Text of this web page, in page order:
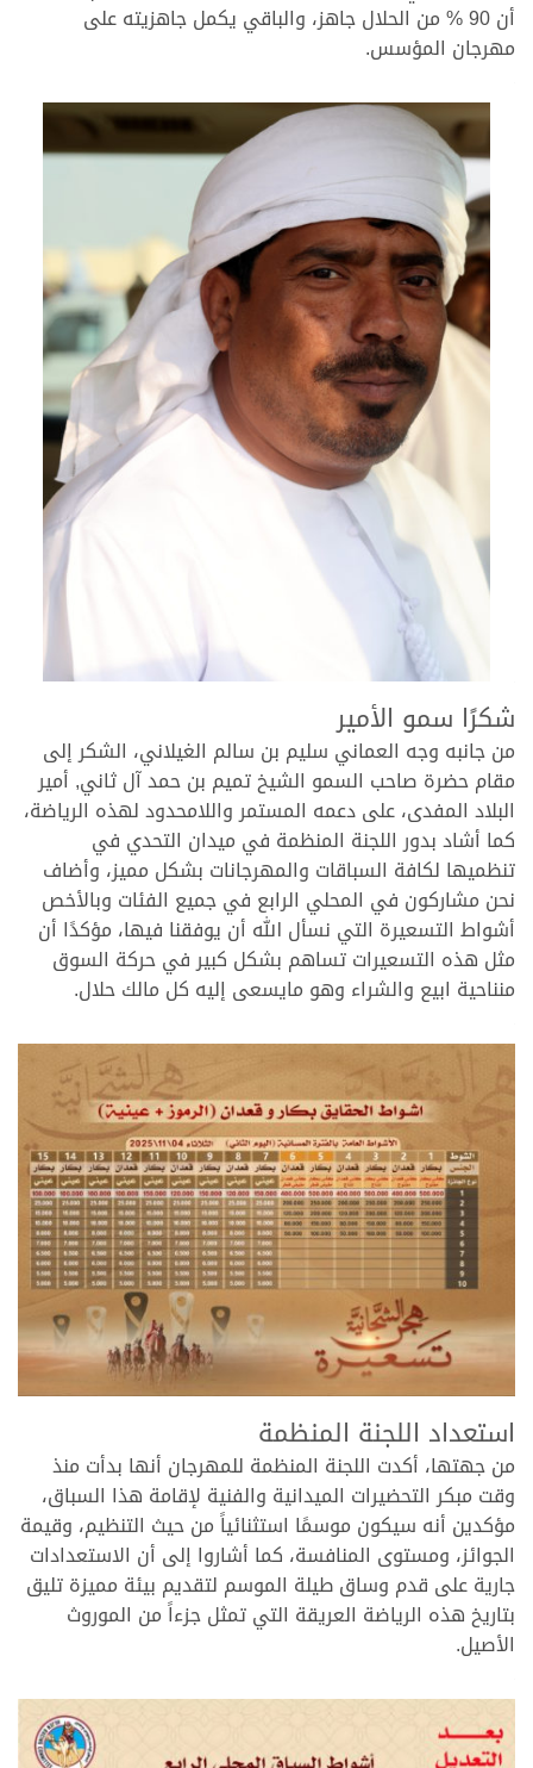
أن 90 % من الحلال جاهز، والباقي يكمل جاهزيته على
مهرجان المؤسس.
شكرًا سمو الأمير
من جانبه وجه العماني سليم بن سالم الغيلاني، الشكر إلى
مقام حضرة صاحب السمو الشيخ تميم بن حمد آل ثاني, أمير
البلاد المفدى، على دعمه المستمر واللامحدود لهذه الرياضة،
كما أشاد بدور اللجنة المنظمة في ميدان التحدي في
تنظميها لكافة السباقات والمهرجانات بشكل مميز، وأضاف
نحن مشاركون في المحلي الرابع في جميع الفئات وبالأخص
أشواط التسعيرة التي نسأل الله أن يوفقنا فيها، مؤكدًا أن
مثل هذه التسعيرات تساهم بشكل كبير في حركة السوق
منناحية ابيع والشراء وهو مايسعى إليه كل مالك حلال.
.
استعداد اللجنة المنظمة
من جهتها، أكدت اللجنة المنظمة للمهرجان أنها بدأت منذ
وقت مبكر التحضيرات الميدانية والفنية لإقامة هذا السباق،
مؤكدين أنه سيكون موسمًا استثنائياً من حيث التنظيم، وقيمة
الجوائز، ومستوى المنافسة، كما أشاروا إلى أن الاستعدادات
جارية على قدم وساق طيلة الموسم لتقديم بيئة مميزة تليق
بتاريخ هذه الرياضة العريقة التي تمثل جزءاً من الموروث
الأصيل.